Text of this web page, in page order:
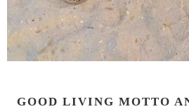
GOOD LIVING MOTTO